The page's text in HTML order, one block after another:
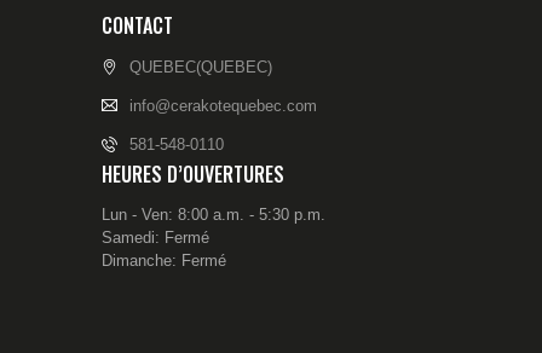
CONTACT
QUEBEC(QUEBEC)
info@cerakotequebec.com
581-548-0110
HEURES D’OUVERTURES
Lun - Ven: 8:00 a.m. - 5:30 p.m.
Samedi: Fermé
Dimanche: Fermé